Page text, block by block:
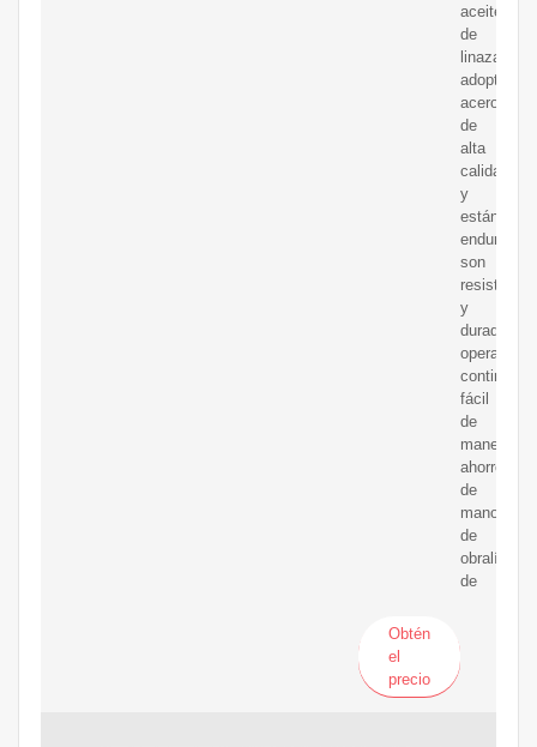
aceite
de
linaza
adoptan
acero
de
alta
calidad
y
están
son
resistentes
y
duraderas.
operación
continua,
fácil
de
manejar,
ahorro
de
mano
de
obralínea
de
Obtén
el
precio